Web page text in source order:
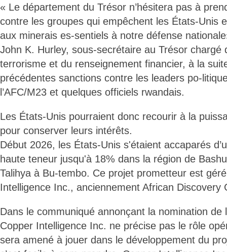
« Le département du Trésor n’hésitera pas à
contre les groupes qui empêchent les États-Unis
aux minerais es-sentiels à notre défense
John K. Hurley, sous-secrétaire au Trésor chargé
terrorisme et du renseignement financier, à la
précédentes sanctions contre les leaders po-
l’AFC/M23 et quelques officiels rwandais.
Les États-Unis pourraient donc recourir à la
pour conserver leurs intérêts.
Début 2026, les États-Unis s'étaient accaparés
haute teneur jusqu'à 18% dans la région de
Talihya à Bu-tembo. Ce projet prometteur est
Intelligence Inc., anciennement African Discovery
Dans le communiqué annonçant la nomination de
Copper Intelligence Inc. ne précise pas le rôle
sera amené à jouer dans le développement du